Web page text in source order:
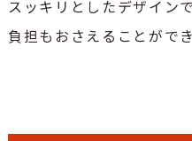
スッキリとしたデザイン
負担もおさえることができ